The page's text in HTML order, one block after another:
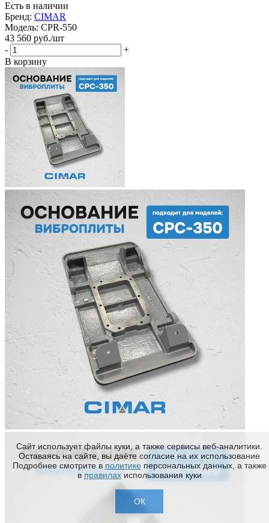
Есть в наличии
Бренд: CIMAR
Модель: CPR-550
43 560 руб./шт
-
+
В корзину
Сайт использует файлы куки, а также сервисы веб-аналитики.
Оставаясь на сайте, вы даёте согласие на их использование
Подробнее смотрите в политикеперсональных данных, а также
в правилахиспользования куки
ОК